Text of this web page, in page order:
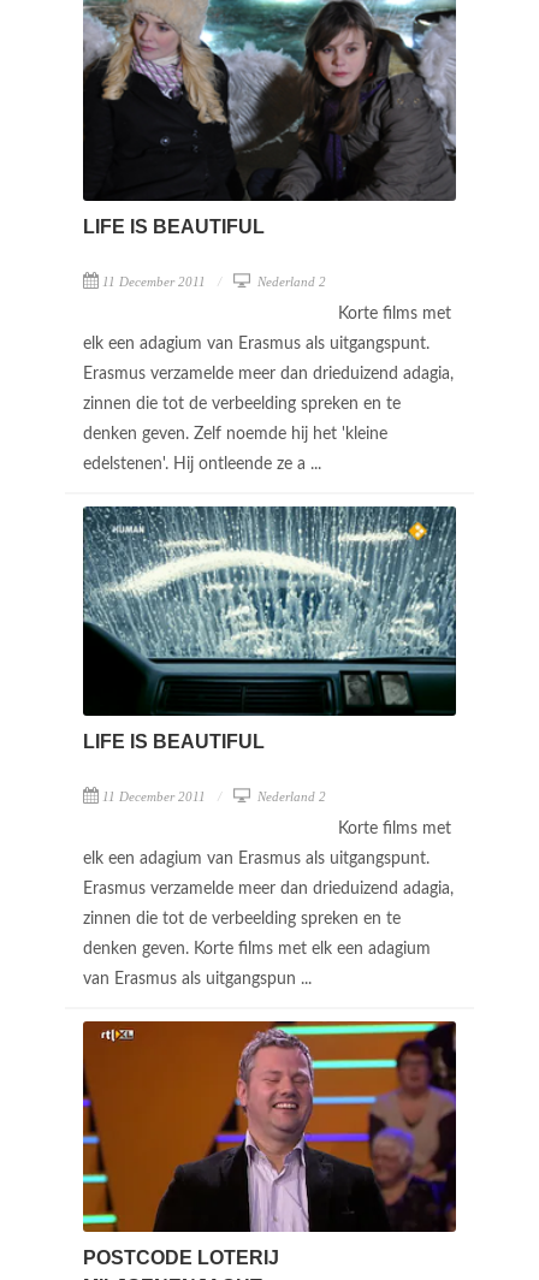
LIFE IS BEAUTIFUL
11 December 2011 Nederland 2
Korte films met
elk een adagium van Erasmus als uitgangspunt.
Erasmus verzamelde meer dan drieduizend adagia,
zinnen die tot de verbeelding spreken en te
denken geven. Zelf noemde hij het 'kleine
edelstenen'. Hij ontleende ze a ...
LIFE IS BEAUTIFUL
11 December 2011 Nederland 2
Korte films met
elk een adagium van Erasmus als uitgangspunt.
Erasmus verzamelde meer dan drieduizend adagia,
zinnen die tot de verbeelding spreken en te
denken geven. Korte films met elk een adagium
van Erasmus als uitgangspun ...
POSTCODE LOTERIJ